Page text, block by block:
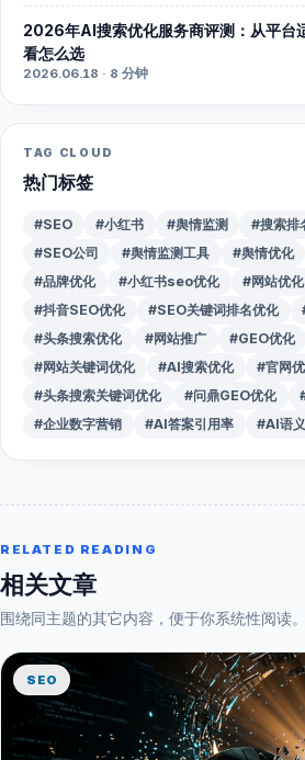
2026年AI搜索优化服务商评测：从平台
看怎么选
2026.06.18 · 8 分钟
TAG CLOUD
热门标签
#SEO #小红书 #舆情监测 #搜索排
#SEO公司
#舆情监测工具 #舆情优化
#品牌优化
#小红书seo优化 #网站优化
#抖音SEO优化
#SEO关键词排名优化
#头条搜索优化
#网站推广 #GEO优化
#网站关键词优化
#AI搜索优化
#官网
#头条搜索关键词优化
#问鼎GEO优化
#企业数字营销
#AI答案引用率 #AI语
RELATED READING
相关文章
围绕同主题的其它内容，便于你系统性阅读。
SEO